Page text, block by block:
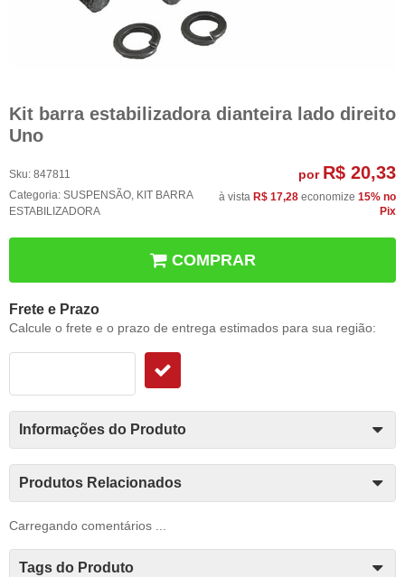
Kit barra estabilizadora dianteira lado direito
Uno
Sku: 847811
Categoria: SUSPENSÃO, KIT BARRA
ESTABILIZADORA
por R$ 20,33
à vista R$ 17,28 economize 15% no
Pix
COMPRAR
Frete e Prazo
Calcule o frete e o prazo de entrega estimados para sua região:
Informações do Produto
Produtos Relacionados
Carregando comentários ...
Tags do Produto